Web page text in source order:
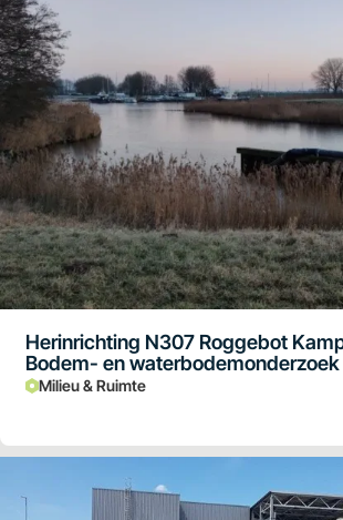
Herinrichting N307 Roggebot
Bodem- en waterbodemonderzoek
Milieu & Ruimte